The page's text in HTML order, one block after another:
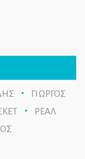
ΓΙΩΡΓΟΣ
ΡΕΑΛ